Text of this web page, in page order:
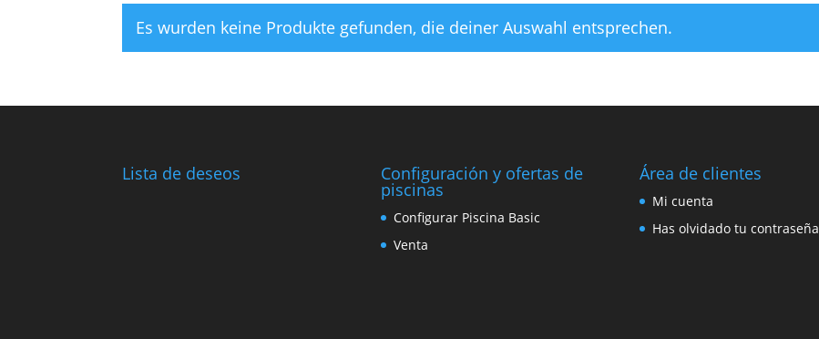
Es wurden keine Produkte gefunden, die deiner Auswahl entsprechen.
Lista de deseos Configuración y ofertas de
piscinas
Configurar Piscina Basic
Venta
Área de clientes
Mi cuenta
Has olvidado tu contraseña